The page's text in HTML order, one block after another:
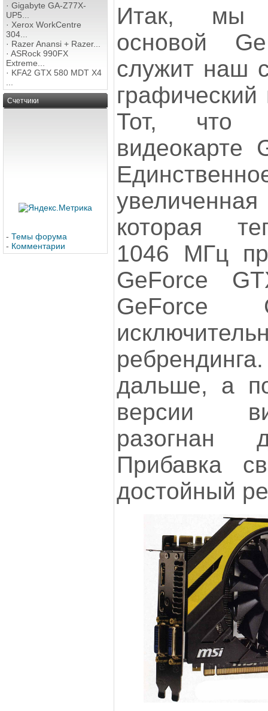
· Gigabyte GA-Z77X-
UP5...
· Xerox WorkCentre
304...
· Razer Anansi + Razer...
· ASRock 990FX
Extreme...
· KFA2 GTX 580 MDT X4
Счетчики
- Темы форума
- Комментарии
Итак, мы
основой
служит наш
Тот, что
видеокарте
которая
1046 МГц
GeForce
дальше, а
версии
Прибавка
достойный